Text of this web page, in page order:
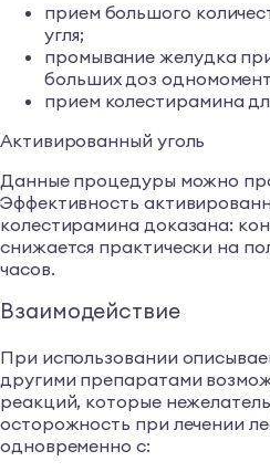
прием большого
угля;
промывание желудка
больших доз
прием колестирамина
Активированный уголь
Данные процедуры можно
Эффективность
колестирамина доказана:
снижается практически на
часов.
Взаимодействие
При использовании
другими препаратами
реакций, которые
осторожность при лечении
одновременно с: